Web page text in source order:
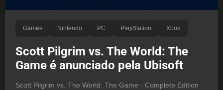
Games Nintendo PC PlayStation Xbox
Scott Pilgrim vs. The World: The
Game é anunciado pela Ubisoft
Scott Pilgrim vs. The World: The Game - Complete Edition